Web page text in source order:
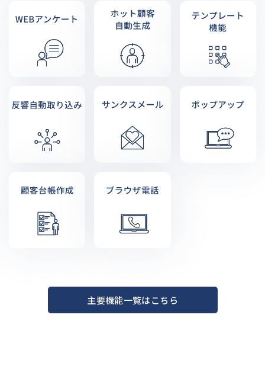
主要機能一覧はこちら